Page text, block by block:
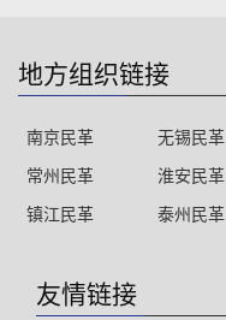
地方组织链接
南京民革 无锡民革
常州民革
淮安民革
镇江民革
泰州民革
友情链接